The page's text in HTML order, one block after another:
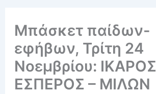
Μπάσκετ παίδων-
εφήβων, Τρίτη 24
Νοεμβρίου: IKAΡΟΣ
ΕΣΠΕΡΟΣ – ΜΙΛΩΝ